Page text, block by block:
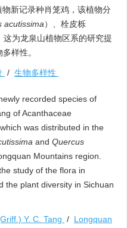
新记录种肖笼鸡，该植物分
acutissima）、栓皮栎
这为龙泉山植物区系的研究提
样性。
/ 生物多样性
recorded species of
of Acanthaceae
was distributed in the
and Quercus
Mountains region.
study of the flora in
the plant diversity in Sichuan
Y. C. Tang / Longquan